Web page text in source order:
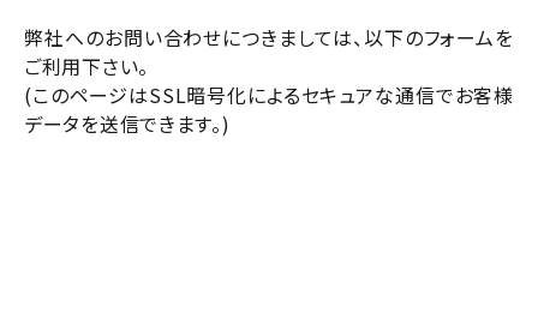
弊社へのお問い合わせにつきましては、以下のフォームを
ご利用下さい。
(このページはSSL暗号化によるセキュアな通信でお客様
データを送信できます。)